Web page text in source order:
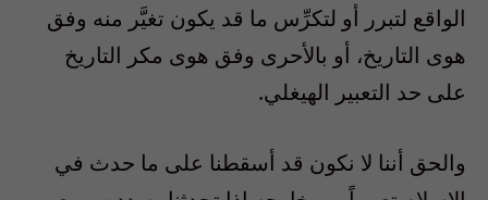
الواقع لتبرر أو لتكرِّس ما قد يكون تغيَّر منه وفق
هوى التاريخ، أو بالأحرى وفق هوى مكر التاريخ
على حد التعبير الهيغلي.
والحق أننا لا نكون قد أسقطنا على ما حدث في